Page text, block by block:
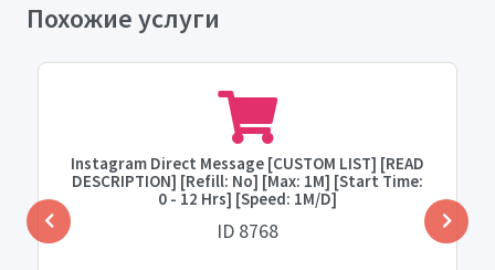
Похожие услуги
Instagram Direct Message [CUSTOM LIST] [READ
DESCRIPTION] [Refill: No] [Max: 1M] [Start Time:
0 - 12 Hrs] [Speed: 1M/D]
ID 8768